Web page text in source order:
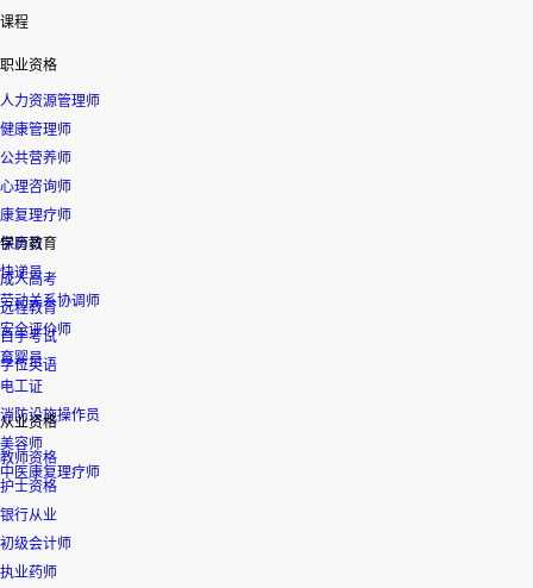
课程
职业资格
人力资源管理师
健康管理师
公共营养师
心理咨询师
康复理疗师
保育员
快递员
劳动关系协调师
安全评价师
育婴员
电工证
消防设施操作员
美容师
中医康复理疗师
学历教育
成人高考
远程教育
自学考试
学位英语
从业资格
教师资格
护士资格
银行从业
初级会计师
执业药师